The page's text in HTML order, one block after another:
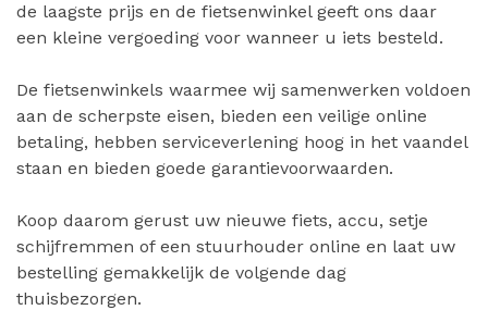
de laagste prijs en de fietsenwinkel geeft ons daar
een kleine vergoeding voor wanneer u iets besteld.
De fietsenwinkels waarmee wij samenwerken voldoen
aan de scherpste eisen, bieden een veilige online
betaling, hebben serviceverlening hoog in het vaandel
staan en bieden goede garantievoorwaarden.
Koop daarom gerust uw nieuwe fiets, accu, setje
schijfremmen of een stuurhouder online en laat uw
bestelling gemakkelijk de volgende dag
thuisbezorgen.